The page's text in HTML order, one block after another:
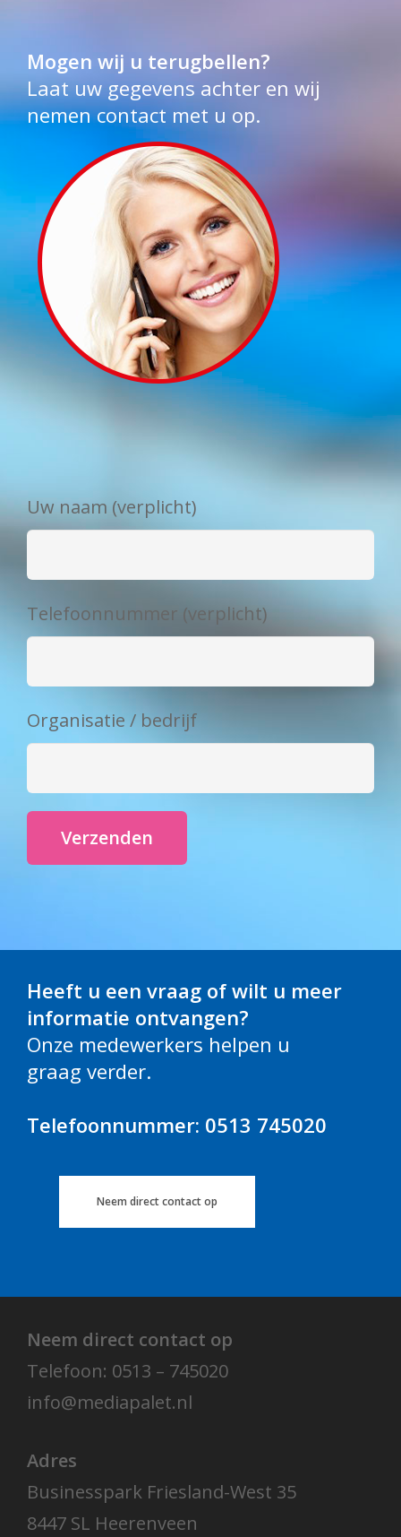
Mogen wij u terugbellen?
Laat uw gegevens achter en wij
nemen contact met u op.
Uw naam (verplicht)
Telefoonnummer (verplicht)
Organisatie / bedrijf
Heeft u een vraag of wilt u meer
informatie ontvangen?
Onze medewerkers helpen u
graag verder.
Telefoonnummer: 0513 745020
Neem direct contact op
Neem direct contact op
Telefoon: 0513 – 745020
info@mediapalet.nl
Adres
Businesspark Friesland-West 35
8447 SL Heerenveen